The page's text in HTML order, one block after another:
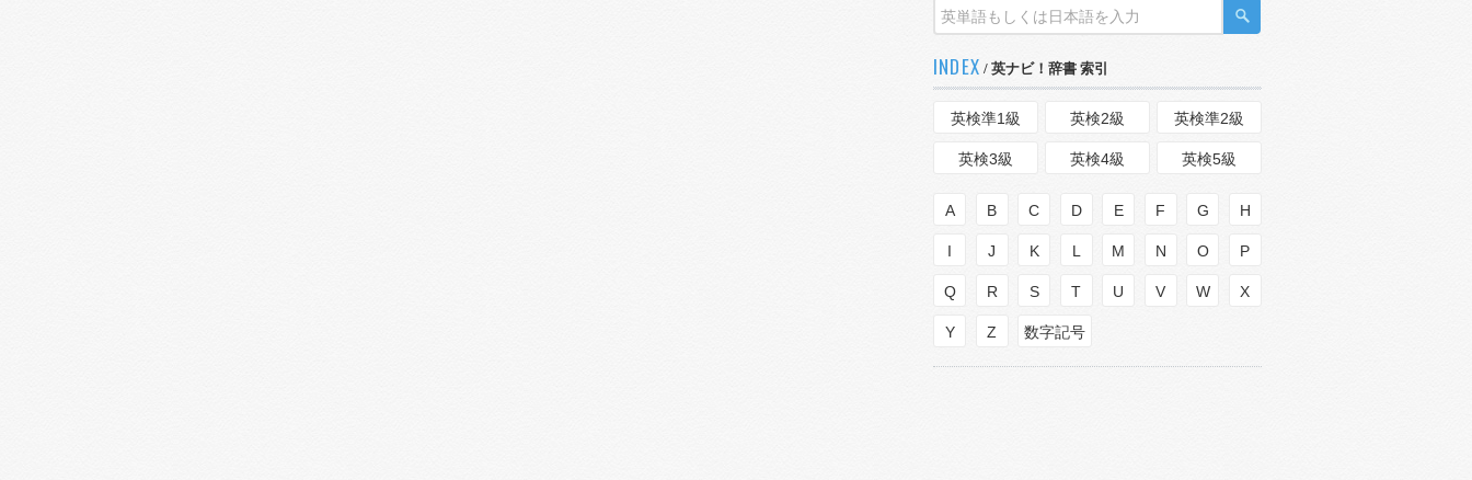
INDEX / 英ナビ！辞書 索引
英検準1級 英検2級 英検準2級
英検3級 英検4級 英検5級
A B C D E F G H
I J K L M N O P
Q R S T U V W X
Y Z 数字記号